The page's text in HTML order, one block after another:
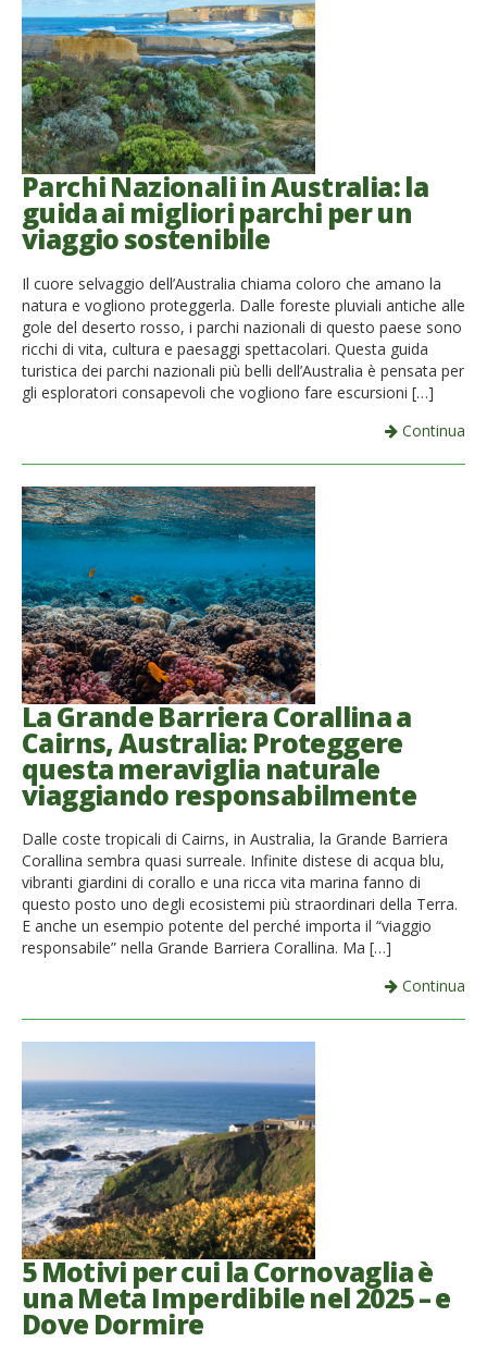
Parchi Nazionali in Australia: la
guida ai migliori parchi per un
viaggio sostenibile
Il cuore selvaggio dell’Australia chiama coloro che amano la
natura e vogliono proteggerla. Dalle foreste pluviali antiche alle
gole del deserto rosso, i parchi nazionali di questo paese sono
ricchi di vita, cultura e paesaggi spettacolari. Questa guida
turistica dei parchi nazionali più belli dell’Australia è pensata per
gli esploratori consapevoli che vogliono fare escursioni […]
Continua
La Grande Barriera Corallina a
Cairns, Australia: Proteggere
questa meraviglia naturale
viaggiando responsabilmente
Dalle coste tropicali di Cairns, in Australia, la Grande Barriera
Corallina sembra quasi surreale. Infinite distese di acqua blu,
vibranti giardini di corallo e una ricca vita marina fanno di
questo posto uno degli ecosistemi più straordinari della Terra.
E anche un esempio potente del perché importa il “viaggio
responsabile” nella Grande Barriera Corallina. Ma […]
Continua
5 Motivi per cui la Cornovaglia è
una Meta Imperdibile nel 2025 – e
Dove Dormire